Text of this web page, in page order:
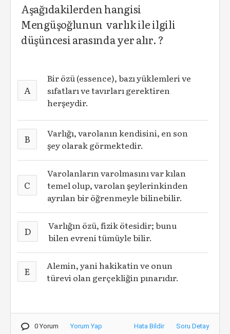
Aşağıdakilerden hangisi
Mengüşoğlunun varlık ile ilgili
düşüncesi arasında yer alır. ?
A
Bir özü (essence), bazı yüklemleri ve
sıfatları ve tavırları gerektiren
herşeydir.
B
Varlığı, varolanın kendisini, en son
şey olarak görmektedir.
C
Varolanların varolmasını var kılan
temel olup, varolan şeylerinkinden
ayrılan bir öğrenmeyle bilinebilir.
D
Varlığın özü, fizik ötesidir; bunu
bilen evreni tümüyle bilir.
E
Alemin, yani hakikatin ve onun
türevi olan gerçekliğin pınarıdır.
0 Yorum Yorum Yap Hata Bildir Soru Detay